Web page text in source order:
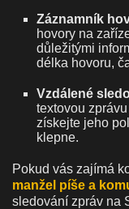
Záznamník
hovory na
důležitými
délka hovoru,
Vzdálené
textovou
získejte jeho
klepne.
Pokud vás zajímá
manžel píše a
sledování zpráv na